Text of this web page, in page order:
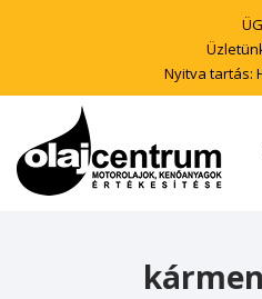
Nyitva tartás: